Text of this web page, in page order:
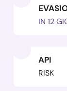
IN 12
API
RISK